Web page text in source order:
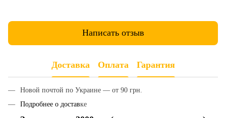
Написать отзыв
Доставка Оплата Гарантия
Новой почтой по Украине — от 90 грн.
Подробнее о доставке